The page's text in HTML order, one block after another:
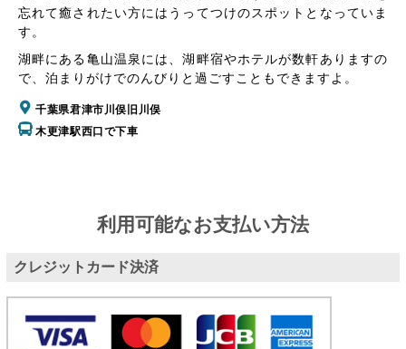
忘れて癒されたい方にはうってつけのスポットとなっていま
す。
湖畔にある亀山温泉には、湖畔宿やホテルが数軒ありますの
で、泊まりがけでのんびりと過ごすこともできますよ。
千葉県君津市川俣旧川俣
木更津駅西口で下車
利用可能なお支払い方法
クレジットカード決済